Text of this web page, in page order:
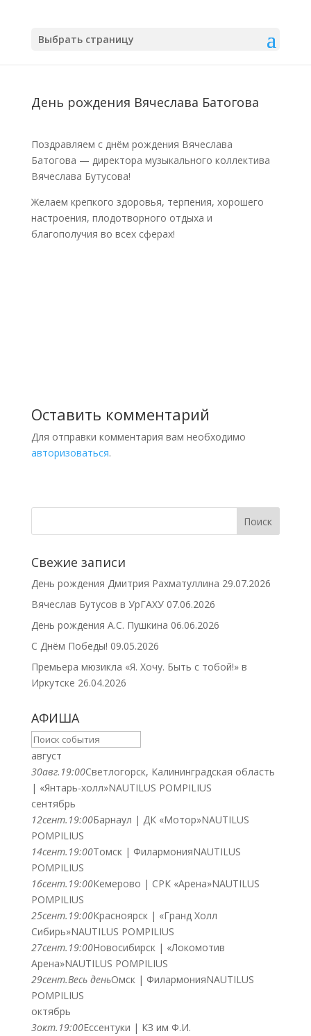
Выбрать страницу
День рождения Вячеслава Батогова
Поздравляем с днём рождения Вячеслава
Батогова — директора музыкального коллектива
Вячеслава Бутусова!
Желаем крепкого здоровья, терпения, хорошего
настроения, плодотворного отдыха и
благополучия во всех сферах!
Оставить комментарий
Для отправки комментария вам необходимо
авторизоваться.
Свежие записи
День рождения Дмитрия Рахматуллина 29.07.2026
Вячеслав Бутусов в УрГАХУ 07.06.2026
День рождения А.С. Пушкина 06.06.2026
С Днём Победы! 09.05.2026
Премьера мюзикла «Я. Хочу. Быть с тобой!» в
Иркутске 26.04.2026
АФИША
август
30авг. 19:00Светлогорск, Калининградская область
| «Янтарь-холл»NAUTILUS POMPILIUS
сентябрь
12сент. 19:00Барнаул | ДК «Мотор»NAUTILUS
POMPILIUS
14сент. 19:00Томск | ФилармонияNAUTILUS
POMPILIUS
16сент. 19:00Кемерово | СРК «Арена»NAUTILUS
POMPILIUS
25сент. 19:00Красноярск | «Гранд Холл
Сибирь»NAUTILUS POMPILIUS
27сент. 19:00Новосибирск | «Локомотив
Арена»NAUTILUS POMPILIUS
29сент.Весь деньОмск | ФилармонияNAUTILUS
POMPILIUS
октябрь
3окт. 19:00Ессентуки | КЗ им Ф.И.